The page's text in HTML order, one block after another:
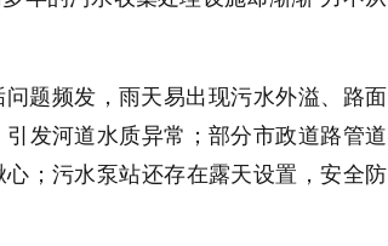
题频发，雨天易出现污水外溢、路面
发河道水质异常；部分市政道路管道
；污水泵站还存在露天设置，安全防